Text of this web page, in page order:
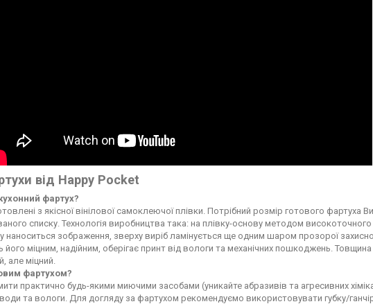
від Happy Pocket
фартух?
з якісної вінілової самоклеючої плівки. Потрібний розмір готового фартуха
списку. Технологія виробництва така: на плівку-основу методом
зображення, зверху виріб ламінується ще одним шаром прозорої
його міцним, надійним, оберігає принт від вологи та механічних пошкоджень.
але міцний.
фартухом?
практично будь-якими миючими засобами (уникайте абразивів та агресивних
та вологи. Для догляду за фартухом рекомендуємо використовувати губку/